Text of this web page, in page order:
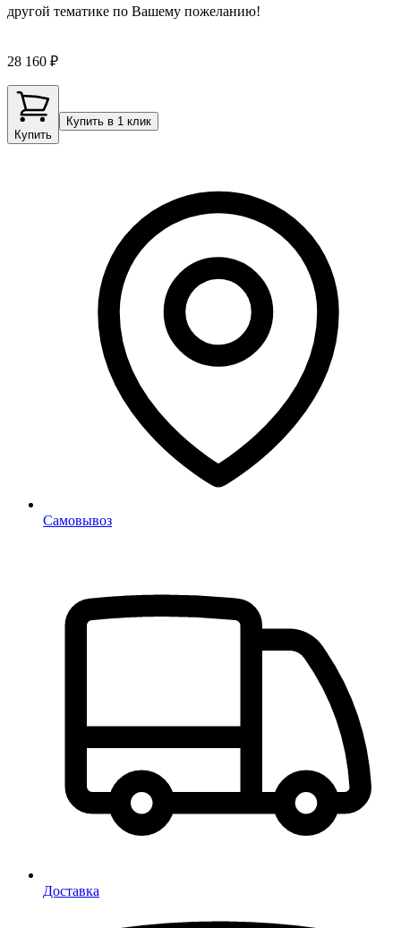
другой тематике по Вашему пожеланию!
28 160 ₽
Купить
Купить в 1 клик
Самовывоз
Доставка